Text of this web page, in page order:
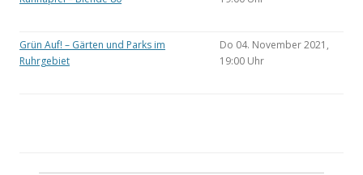
Grün Auf! – Gärten und Parks im
Ruhrgebiet
Do 04. November 2021,
19:00 Uhr